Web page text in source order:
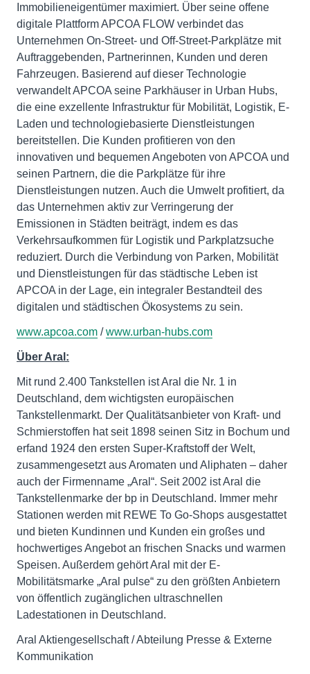
Immobilieneigentümer maximiert. Über seine offene
digitale Plattform APCOA FLOW verbindet das
Unternehmen On-Street- und Off-Street-Parkplätze mit
Auftraggebenden, Partnerinnen, Kunden und deren
Fahrzeugen. Basierend auf dieser Technologie
verwandelt APCOA seine Parkhäuser in Urban Hubs,
die eine exzellente Infrastruktur für Mobilität, Logistik, E-
Laden und technologiebasierte Dienstleistungen
bereitstellen. Die Kunden profitieren von den
innovativen und bequemen Angeboten von APCOA und
seinen Partnern, die die Parkplätze für ihre
Dienstleistungen nutzen. Auch die Umwelt profitiert, da
das Unternehmen aktiv zur Verringerung der
Emissionen in Städten beiträgt, indem es das
Verkehrsaufkommen für Logistik und Parkplatzsuche
reduziert. Durch die Verbindung von Parken, Mobilität
und Dienstleistungen für das städtische Leben ist
APCOA in der Lage, ein integraler Bestandteil des
digitalen und städtischen Ökosystems zu sein.
www.apcoa.com /www.urban-hubs.com
Über Aral:
Mit rund 2.400 Tankstellen ist Aral die Nr. 1 in
Deutschland, dem wichtigsten europäischen
Tankstellenmarkt. Der Qualitätsanbieter von Kraft- und
Schmierstoffen hat seit 1898 seinen Sitz in Bochum und
erfand 1924 den ersten Super-Kraftstoff der Welt,
zusammengesetzt aus Aromaten und Aliphaten – daher
auch der Firmenname „Aral“. Seit 2002 ist Aral die
Tankstellenmarke der bp in Deutschland. Immer mehr
Stationen werden mit REWE To Go-Shops ausgestattet
und bieten Kundinnen und Kunden ein großes und
hochwertiges Angebot an frischen Snacks und warmen
Speisen. Außerdem gehört Aral mit der E-
Mobilitätsmarke „Aral pulse“ zu den größten Anbietern
von öffentlich zugänglichen ultraschnellen
Ladestationen in Deutschland.
Aral Aktiengesellschaft / Abteilung Presse & Externe
Kommunikation